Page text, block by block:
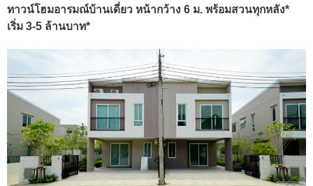
ทาวน์โฮมอารมณ์บ้านเดี่ยว หน้ากว้าง 6 ม. พร้อมสวนทุกหลัง*
เริ่ม 3-5 ล้านบาท*